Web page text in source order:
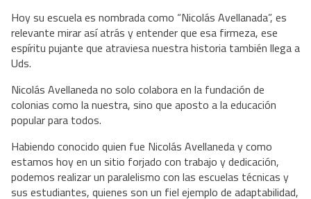
Hoy su escuela es nombrada como “Nicolás Avellanada”, es
relevante mirar así atrás y entender que esa firmeza, ese
espíritu pujante que atraviesa nuestra historia también llega a
Uds.
Nicolás Avellaneda no solo colabora en la fundación de
colonias como la nuestra, sino que aposto a la educación
popular para todos.
Habiendo conocido quien fue Nicolás Avellaneda y como
estamos hoy en un sitio forjado con trabajo y dedicación,
podemos realizar un paralelismo con las escuelas técnicas y
sus estudiantes, quienes son un fiel ejemplo de adaptabilidad,